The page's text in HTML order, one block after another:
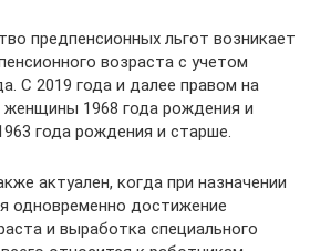
предпенсионных льгот возникает
возраста с учетом
С 2019 года и далее правом на
1968 года рождения и
года рождения и старше.
актуален, когда при назначении
одновременно достижение
и выработка специального